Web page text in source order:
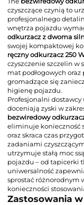
czyszczące czynią to
profesjonalnego
wnętrza pojazdu
odkurzacz z dwoma
swojej kompaktowej
ręczny odkurzacz 250
czyszczenie szczelin w
mat podłogowych
gromadzące się
higienę pojazdu.
Profesjonalni
doceniają zyski w
bezwiredowy
eliminuje konieczność
oraz skraca czas
zadaniami
utrzymuje stałą moc
pojazdu – od tapicerki
uniwersalność
sprostać różnorodnym
konieczności
Zastosowania